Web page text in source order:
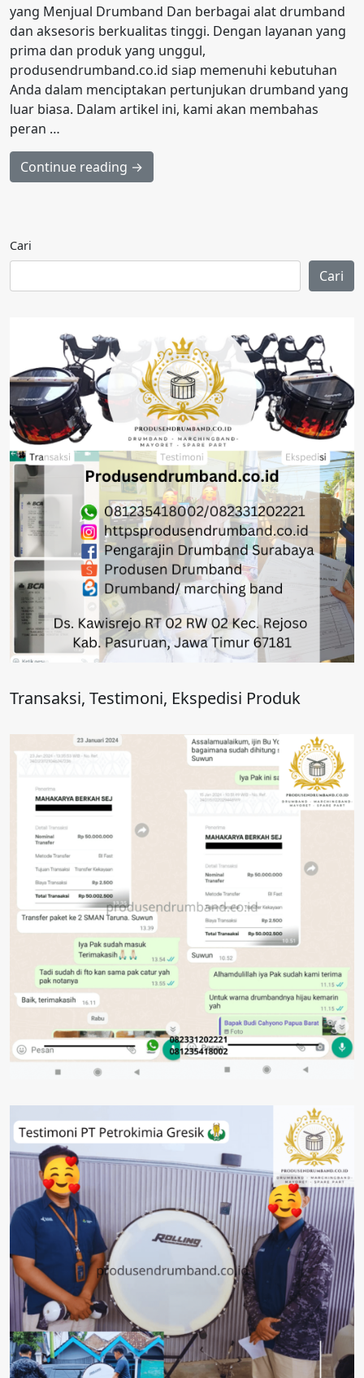
yang Menjual Drumband Dan berbagai alat drumband
dan aksesoris berkualitas tinggi. Dengan layanan yang
prima dan produk yang unggul,
produsendrumband.co.id siap memenuhi kebutuhan
Anda dalam menciptakan pertunjukan drumband yang
luar biasa. Dalam artikel ini, kami akan membahas
peran …
Continue reading →
Cari
Cari
Transaksi, Testimoni, Ekspedisi Produk